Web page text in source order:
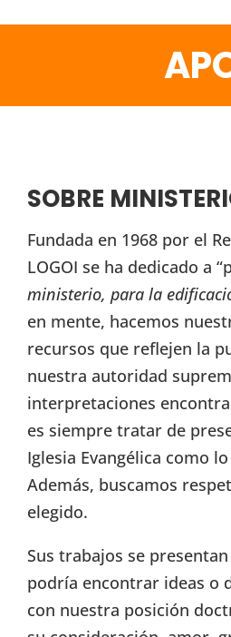
SOBRE
Fundada en 1968 por el
LOGOI se ha dedicado a
ministerio, para la
en mente, hacemos
recursos que reflejen la
nuestra autoridad
interpretaciones
es siempre tratar de
Iglesia Evangélica como
Además, buscamos
elegido.
Sus trabajos se
podría encontrar ideas o
con nuestra posición